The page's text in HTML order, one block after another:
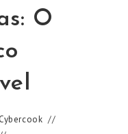
O
Cybercook